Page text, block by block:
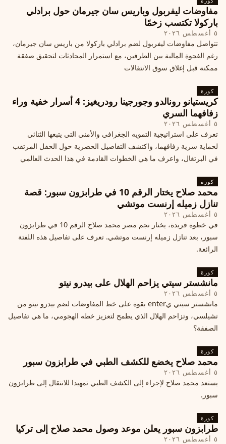
مفاوضات ليفربول وباريس سان جيرمان حول برادلي
باركولا تكتسب زخمًا
٥ أغسطس ٢٠٢٦
تتواصل مفاوضات ليفربول لضم برادلي باركولا من باريس سان جيرمان،
رغم الفجوة المالية بين الطرفين، مع استمرار المحادثات لتحقيق صفقة
ممكنة قبل إغلاق سوق الانتقالات
كورة
كريستيانو رونالدو وجورجينا رودريغيز: 4 أسرار خفية وراء
زفافهما السري
٥ أغسطس ٢٠٢٦
تعرف على استراتيجية التمويه الجغرافي والأمني التي يتبعها الثنائي
لحماية سرية زفافهما، واكتشف التفاصيل الحصرية حول الحفل المرتقب
في البرتغال، واعرف ما هي الخطوات القادمة في هذا الحدث العالمي
كورة
محمد صلاح يختار الرقم 10 في طرابزون سبور: قصة
تنازل زميله إرنست موتشي
٥ أغسطس ٢٠٢٦
في خطوة فريدة، يختار نجم مصر محمد صلاح الرقم 10 في طرابزون
سبور، بعد تنازل زميله إرنست موتشي. تعرف على تفاصيل هذه اللفتة
الرائعة.
كورة
مانشستر سيتي يزاحم الهلال على بيدرو نيتو
٥ أغسطس ٢٠٢٦
مانشستر سيتي يenter بقوة على خط المفاوضات لضم بيدرو نيتو من
تشيلسي، وتزاحم الهلال الذي يطمح لتعزيز خطه الهجومي، ما هي تفاصيل
الصفقة؟
كورة
محمد صلاح يخضع للكشف الطبي في طرابزون سبور
٥ أغسطس ٢٠٢٦
يستعد محمد صلاح لإجراء إلى الكشف الطبي تمهيدا للانتقال إلى طرابزون
سبور.
كورة
طرابزون سبور يعلن موعد وصول محمد صلاح إلى تركيا
٥ أغسطس ٢٠٢٦